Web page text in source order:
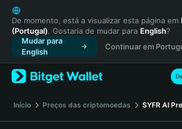
English
日本語
Tiếng Việt
Русский
Español (Latinoamérica)
Türkçe
Français
Deutsch
De momento, está a visualizar esta página em
(Portugal). Gostaria de mudar para English?
Mudar para
English
Continuar em
Início Preços das criptomoedas SYFR AI